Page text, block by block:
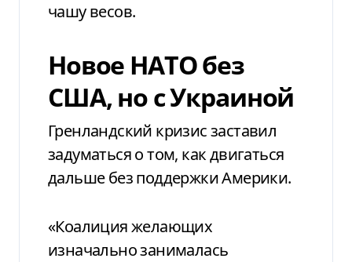
чашу весов.
Новое НАТО без
США, но с Украиной
Гренландский кризис заставил
задуматься о том, как двигаться
дальше без поддержки Америки.
«Коалиция желающих
изначально занималась